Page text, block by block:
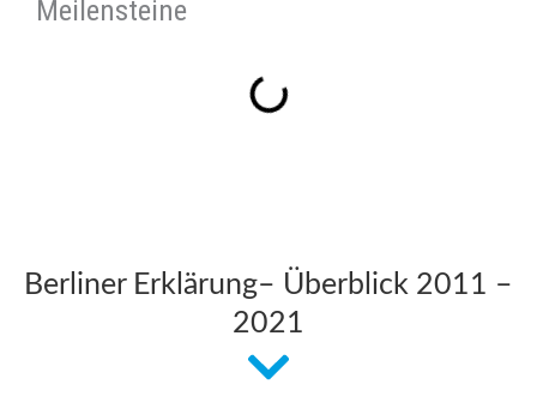
Meilensteine
Berliner Erklärung– Überblick 2011 –
2021